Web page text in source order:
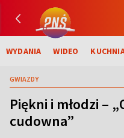
WYDANIA WIDEO
GWIAZDY
Piękni i młodzi –
cudowna”